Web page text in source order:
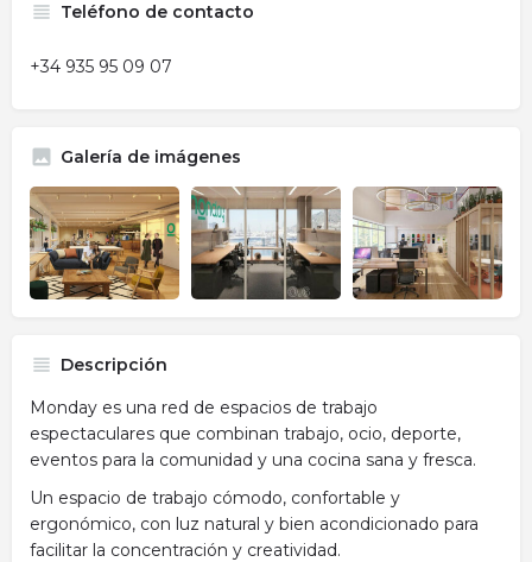
Teléfono de contacto
+34 935 95 09 07
Galería de imágenes
Descripción
Monday es una red de espacios de trabajo
espectaculares que combinan trabajo, ocio, deporte,
eventos para la comunidad y una cocina sana y fresca.
Un espacio de trabajo cómodo, confortable y
ergonómico, con luz natural y bien acondicionado para
facilitar la concentración y creatividad.